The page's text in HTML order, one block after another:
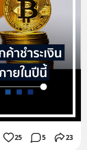
25 5 23